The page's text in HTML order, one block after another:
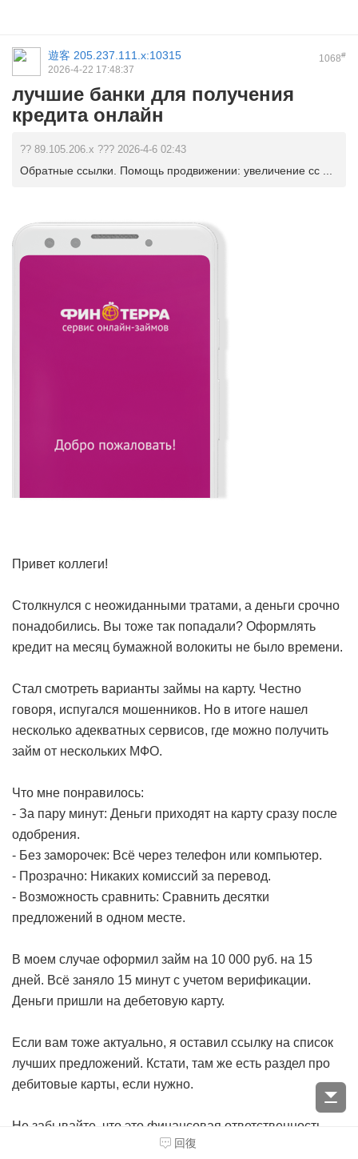
1068#
遊客 205.237.111.x:10315
2026-4-22 17:48:37
лучшие банки для получения
кредита онлайн
?? 89.105.206.x ??? 2026-4-6 02:43
Обратные ссылки. Помощь продвижении: увеличение сс ...
Привет коллеги!
Столкнулся с неожиданными тратами, а деньги срочно
понадобились. Вы тоже так попадали? Оформлять
кредит на месяц бумажной волокиты не было времени.
Стал смотреть варианты займы на карту. Честно
говоря, испугался мошенников. Но в итоге нашел
несколько адекватных сервисов, где можно получить
займ от нескольких МФО.
Что мне понравилось:
- За пару минут: Деньги приходят на карту сразу после
одобрения.
- Без заморочек: Всё через телефон или компьютер.
- Прозрачно: Никаких комиссий за перевод.
- Возможность сравнить: Сравнить десятки
предложений в одном месте.
В моем случае оформил займ на 10 000 руб. на 15
дней. Всё заняло 15 минут с учетом верификации.
Деньги пришли на дебетовую карту.
Если вам тоже актуально, я оставил ссылку на список
лучших предложений. Кстати, там же есть раздел про
дебитовые карты, если нужно.
Не забывайте, что это финансовая ответственность,
нужно оценивать свои силы.回復